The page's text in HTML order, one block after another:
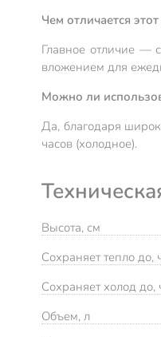
Чем отличается
Главное отличие —
вложением для
Можно ли
Да, благодаря
часов (холодное).
Высота, см
Сохраняет тепло до,
Сохраняет холод до,
Объем, л